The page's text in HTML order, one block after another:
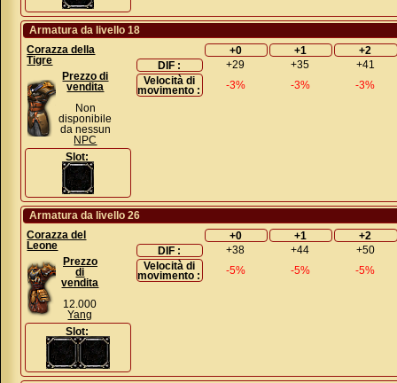
Armatura da livello 18
Corazza della
Tigre
Prezzo di
vendita
Non
disponibile
da nessun
NPC
Slot:
+0 +1
+2
DIF :
+29 +35 +41
Velocità di
movimento :
-3% -3% -3%
Armatura da livello 26
Corazza del
Leone
Prezzo
di
vendita
12.000
Yang
Slot:
+0 +1
+2
DIF :
+38 +44 +50
Velocità di
movimento :
-5% -5% -5%